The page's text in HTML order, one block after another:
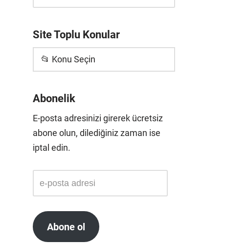
Site Toplu Konular
📂 Konu Seçin
Abonelik
E-posta adresinizi girerek ücretsiz
abone olun, dilediğiniz zaman ise
iptal edin.
Abone ol